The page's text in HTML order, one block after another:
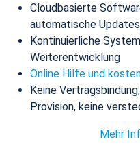
Cloudbasierte
automatische
Kontinuierliche
Weiterentwicklung
Online Hilfe und
Keine
Provision, keine
Mehr